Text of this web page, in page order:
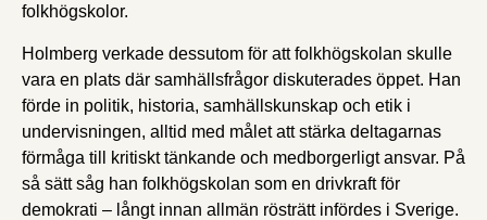
folkhögskolor.
Holmberg verkade dessutom för att folkhögskolan skulle
vara en plats där samhällsfrågor diskuterades öppet. Han
förde in politik, historia, samhällskunskap och etik i
undervisningen, alltid med målet att stärka deltagarnas
förmåga till kritiskt tänkande och medborgerligt ansvar. På
så sätt såg han folkhögskolan som en drivkraft för
demokrati – långt innan allmän rösträtt infördes i Sverige.